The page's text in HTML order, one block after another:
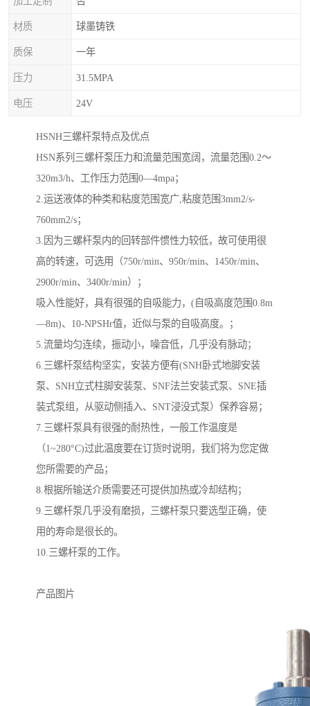
材质 球墨铸铁
质保 一年
压力 31.5MPA
电压 24V
HSNH三螺杆泵特点及优点
HSN系列三螺杆泵压力和流量范围宽阔，流量范围0.2～
320m3/h、工作压力范围0—4mpa；
2.运送液体的种类和粘度范围宽广,粘度范围3mm2/s-
760mm2/s；
3.因为三螺杆泵内的回转部件惯性力较低，故可使用很
高的转速，可选用（750r/min、950r/min、1450r/min、
2900r/min、3400r/min）；
吸入性能好，具有很强的自吸能力，(自吸高度范围0.8m
—8m)、10-NPSHr值，近似与泵的自吸高度。；
5.流量均匀连续，振动小，噪音低，几乎没有脉动；
6.三螺杆泵结构坚实，安装方便有(SNH卧式地脚安装
泵、SNH立式柱脚安装泵、SNF法兰安装式泵、SNE插
装式泵组，从驱动侧插入、SNT浸没式泵）保养容易；
7.三螺杆泵具有很强的耐热性，一般工作温度是
（1~280°C)过此温度要在订货时说明，我们将为您定做
您所需要的产品；
8.根据所输送介质需要还可提供加热或冷却结构；
9.三螺杆泵几乎没有磨损，三螺杆泵只要选型正确，使
用的寿命是很长的。
10.三螺杆泵的工作。
产品图片